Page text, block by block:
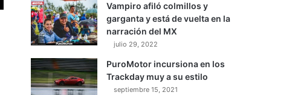
Vampiro afiló colmillos y
garganta y está de vuelta en la
narración del MX
julio 29, 2022
PuroMotor incursiona en los
Trackday muy a su estilo
septiembre 15, 2021